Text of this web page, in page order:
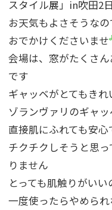
スタイル展」in吹田2
お天気もよさそうな
おでかけくださいませ
会場は、窓がたくさ
です
ギャッベがとてもき
ゾランヴァリのギャッ
直接肌にふれても安心
チクチクしそうと思
りません
とっても肌触りがいい
一度使ったらやめられ